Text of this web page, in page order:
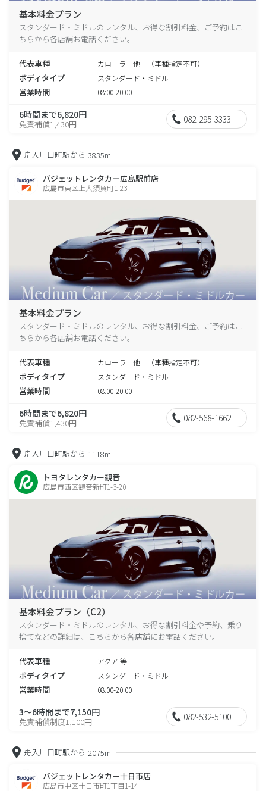
基本料金プラン
スタンダード・ミドルのレンタル、お得な割引料金、ご予約はこ
ちらから各店舗お電話ください。
代表車種 カローラ 他 （車種指定不可）
ボディタイプ スタンダード・ミドル
営業時間 08:00-20:00
6時間まで6,820円
免責補償1,430円 082-295-3333
舟入川口町駅から 3835m
バジェットレンタカー広島駅前店
広島市東区上大須賀町1-23
基本料金プラン
スタンダード・ミドルのレンタル、お得な割引料金、ご予約はこ
ちらから各店舗お電話ください。
代表車種 カローラ 他 （車種指定不可）
ボディタイプ スタンダード・ミドル
営業時間 08:00-20:00
6時間まで6,820円
免責補償1,430円 082-568-1662
舟入川口町駅から 1118m
トヨタレンタカー観音
広島市西区観音新町1-3-20
基本料金プラン（C2）
スタンダード・ミドルのレンタル、お得な割引料金や予約、乗り
捨てなどの詳細は、こちらから各店舗にお電話ください。
代表車種 アクア 等
ボディタイプ スタンダード・ミドル
営業時間 08:00-20:00
3～6時間まで7,150円
免責補償制度1,100円 082-532-5100
舟入川口町駅から 2075m
バジェットレンタカー十日市店
広島市中区十日市町1丁目1-14